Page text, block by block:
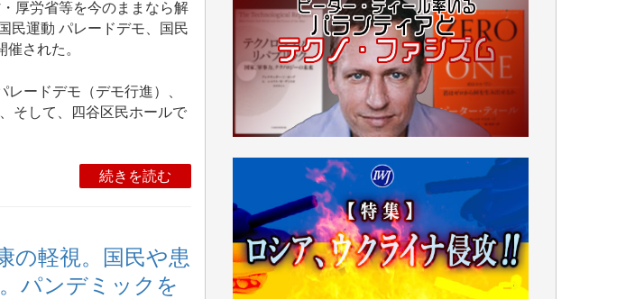
厚労省等を今のままなら解
民運動 パレードデモ、国民
された。
ードデモ（デモ行進）、
そして、四谷区民ホールで
続きを読む
の軽視。国民や患
パンデミックを